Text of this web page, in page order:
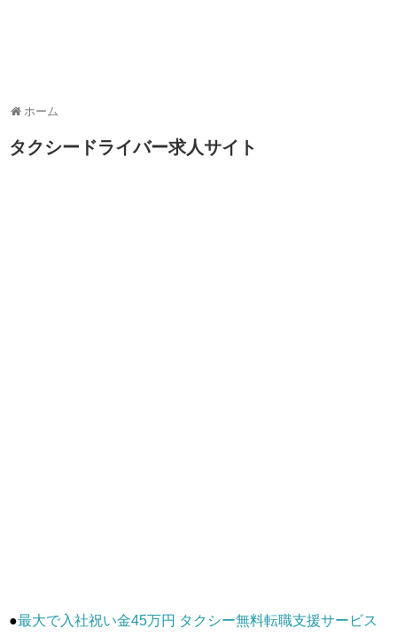
ホーム
タクシードライバー求人サイト
●最大で入社祝い金45万円 タクシー無料転職支援サービス